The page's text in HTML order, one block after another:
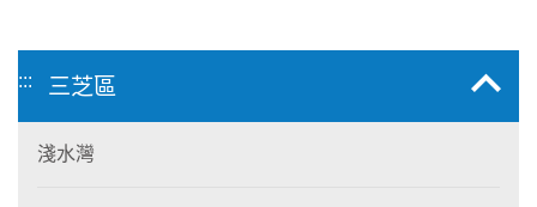
::: 三芝區
淺水灣